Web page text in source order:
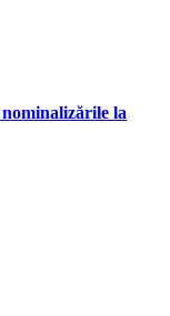
la